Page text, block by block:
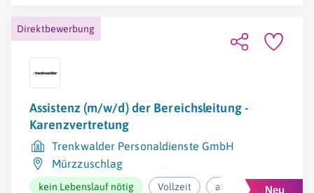
Direktbewerbung
Assistenz (m/w/d) der Bereichsleitung -
Karenzvertretung
Trenkwalder Personaldienste GmbH
Mürzzuschlag
kein Lebenslauf nötig Vollzeit ab 3.396,21€ pro